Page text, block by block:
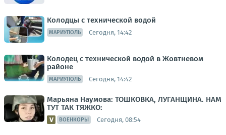
Колодцы с технической водой
МАРИУПОЛЬ Сегодня, 14:42
Колодец с технической водой в Жовтневом
районе
МАРИУПОЛЬ Сегодня, 14:42
Марьяна Наумова: ТОШКОВКА, ЛУГАНЩИНА. НАМ
ТУТ ТАК ТЯЖКО:
ВОЕНКОРЫ Сегодня, 08:54